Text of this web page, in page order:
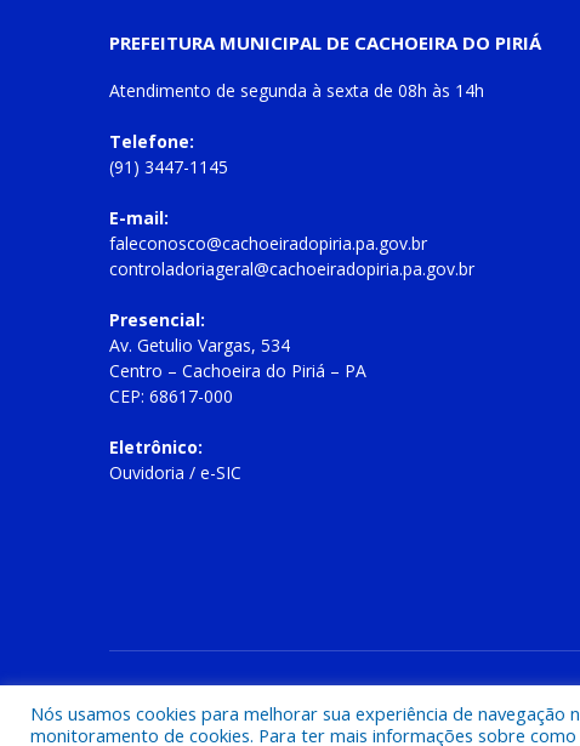
PREFEITURA MUNICIPAL DE CACHOEIRA DO PIRIÁ
Atendimento de segunda à sexta de 08h às 14h
Telefone:
(91) 3447-1145
E-mail:
faleconosco@cachoeiradopiria.pa.gov.br
controladoriageral@cachoeiradopiria.pa.gov.br
Presencial:
Av. Getulio Vargas, 534
Centro – Cachoeira do Piriá – PA
CEP: 68617-000
Eletrônico:
Ouvidoria / e-SIC
Nós usamos cookies para melhorar sua experiência de
monitoramento de cookies. Para ter mais informações sobre